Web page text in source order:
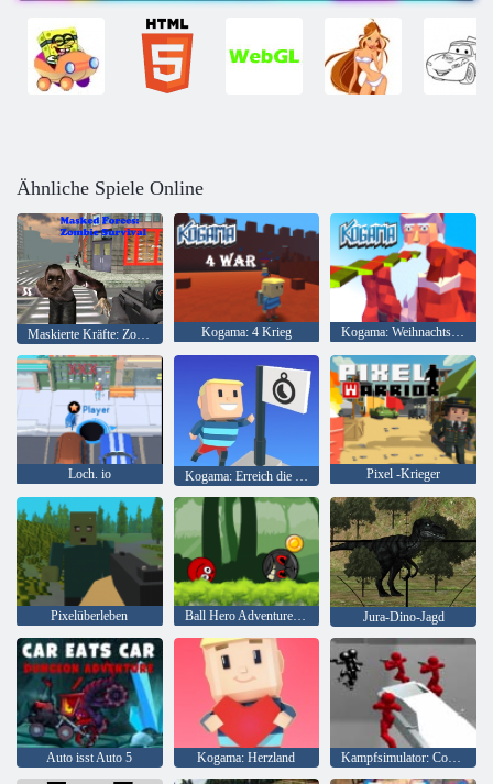
Ähnliche Spiele Online
Maskierte Kräfte: Zombie-Überleben Kogama: 4 Krieg Kogama: Weihnachtsparkour
Loch. io Pixel -Krieger
Pixelüberleben Ball Hero Adventure: Roter Schlagball Jura-Dino-Jagd
Auto isst Auto 5 Kogama: Herzland Kampfsimulator: Counter Stickman